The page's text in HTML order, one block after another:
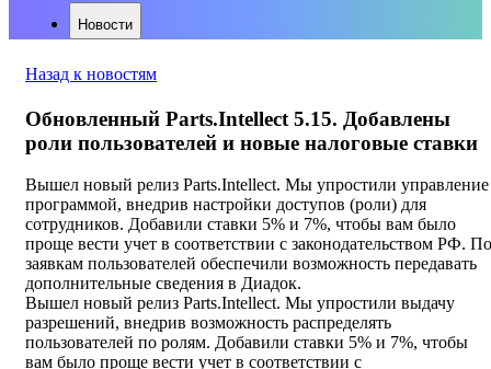
Новости
Назад к новостям
Обновленный Parts.Intellect 5.15. Добавлены
роли пользователей и новые налоговые ставки
Вышел новый релиз Parts.Intellect. Мы упростили управление
программой, внедрив настройки доступов (роли) для
сотрудников. Добавили ставки 5% и 7%, чтобы вам было
проще вести учет в соответствии с законодательством РФ. По
заявкам пользователей обеспечили возможность передавать
дополнительные сведения в Диадок.
Вышел новый релиз Parts.Intellect. Мы упростили выдачу
разрешений, внедрив возможность распределять
пользователей по ролям. Добавили ставки 5% и 7%, чтобы
вам было проще вести учет в соответствии с